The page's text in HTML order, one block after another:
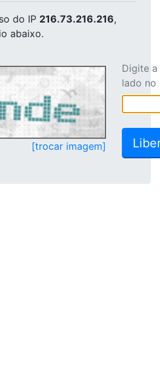
do IP 216.73.216.216,
abaixo.
[trocar imagem]
Digite
lado no